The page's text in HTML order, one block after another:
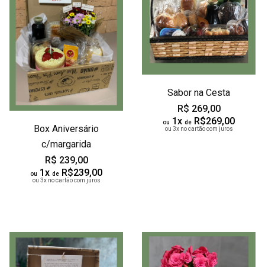
Box Aniversário
c/margarida
R$ 239,00
ou 1x de R$239,00
ou 3x no cartão com juros
Sabor na Cesta
R$ 269,00
ou 1x de R$269,00
ou 3x no cartão com juros